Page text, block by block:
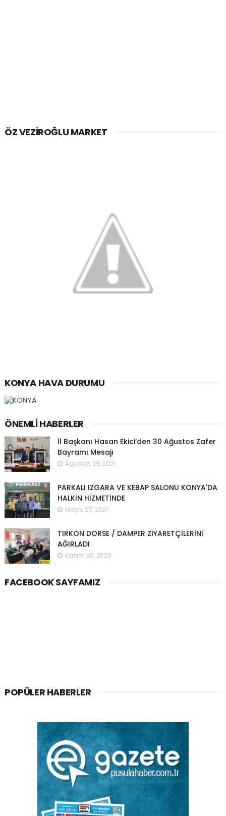
ÖZ VEZIROĞLU MARKET
KONYA HAVA DURUMU
ÖNEMLI HABERLER
İl Başkanı Hasan Ekici’den 30 Ağustos Zafer
Bayramı Mesajı
Agustos 29, 2021
PARKALI IZGARA VE KEBAP SALONU KONYA'DA
HALKIN HİZMETİNDE
Mayıs 25, 2021
TIRKON DORSE / DAMPER ZİYARETÇİLERİNİ
AĞIRLADI
Kasım 20, 2020
FACEBOOK SAYFAMIZ
POPÜLER HABERLER